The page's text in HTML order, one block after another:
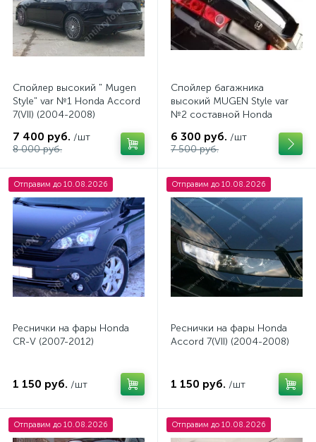
Спойлер высокий " Mugen
Style" var №1 Honda Accord
7(VII) (2004-2008)
7 400 руб. /шт
8 000 руб.
Спойлер багажника
высокий MUGEN Style var
№2 составной Honda
6 300 руб. /шт
7 500 руб.
Отправим до 10.08.2026
Реснички на фары Нonda
CR-V (2007-2012)
1 150 руб. /шт
Отправим до 10.08.2026
Реснички на фары Нonda
Accord 7(VII) (2004-2008)
1 150 руб. /шт
Отправим до 10.08.2026 Отправим до 10.08.2026